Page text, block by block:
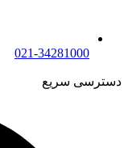
021-34281000
دسترسی سریع